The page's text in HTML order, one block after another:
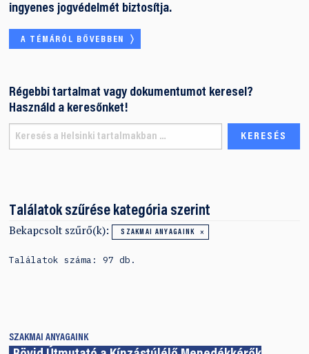
ingyenes jogvédelmét biztosítja.
A TÉMÁRÓL BŐVEBBEN
Régebbi tartalmat vagy dokumentumot keresel?
Használd a keresőnket!
Találatok szűrése kategória szerint
Bekapcsolt szűrő(k): SZAKMAI ANYAGAINK
Találatok száma: 97 db.
SZAKMAI ANYAGAINK